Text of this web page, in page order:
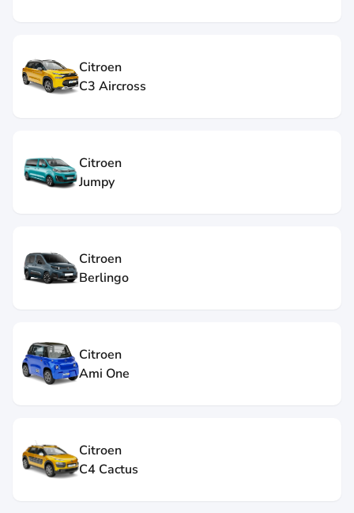
Citroen
C3 Aircross
Citroen
Jumpy
Citroen
Berlingo
Citroen
Ami One
Citroen
C4 Cactus